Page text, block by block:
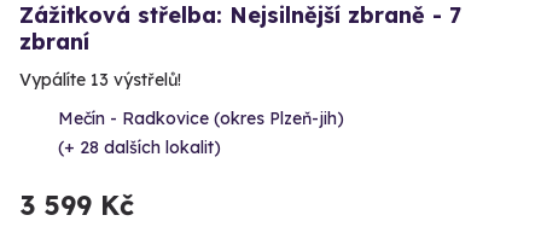
Zážitková střelba: Nejsilnější zbraně - 7
zbraní
Vypálíte 13 výstřelů!
Mečín - Radkovice (okres Plzeň-jih)
(+ 28 dalších lokalit)
3 599 Kč